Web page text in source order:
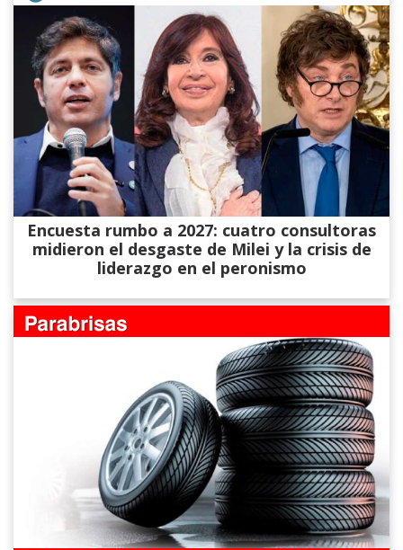
Encuesta rumbo a 2027: cuatro consultoras
midieron el desgaste de Milei y la crisis de
liderazgo en el peronismo